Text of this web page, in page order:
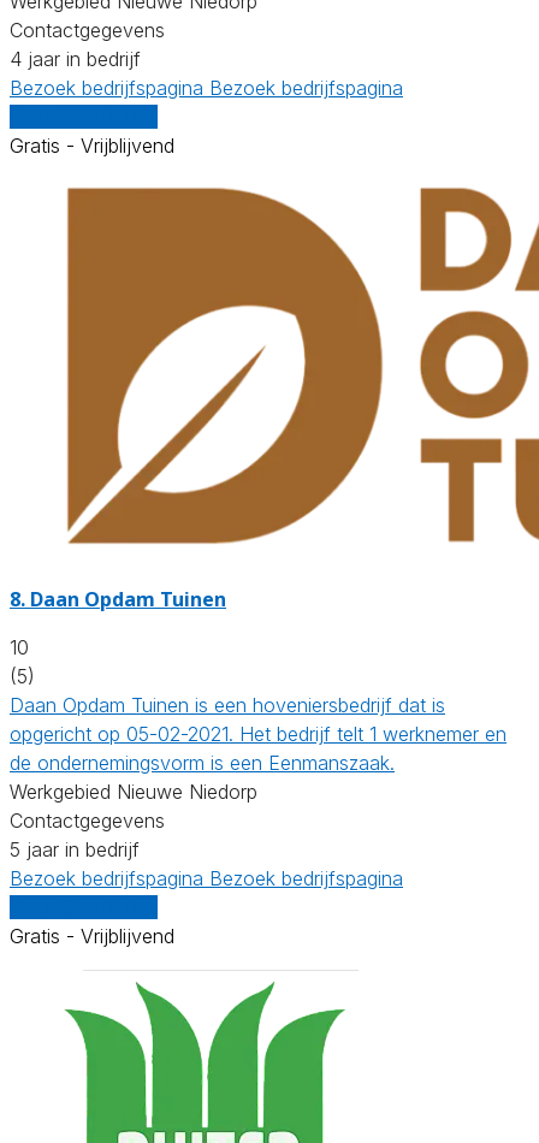
Contactgegevens
4 jaar in bedrijf
Bezoek bedrijfspagina Bezoek bedrijfspagina
Gratis - Vrijblijvend
8. Daan Opdam Tuinen
10
(5)
Daan Opdam Tuinen is een hoveniersbedrijf dat is
opgericht op 05-02-2021. Het bedrijf telt 1 werknemer en
de ondernemingsvorm is een Eenmanszaak.
Werkgebied Nieuwe Niedorp
Contactgegevens
5 jaar in bedrijf
Bezoek bedrijfspagina Bezoek bedrijfspagina
Gratis - Vrijblijvend